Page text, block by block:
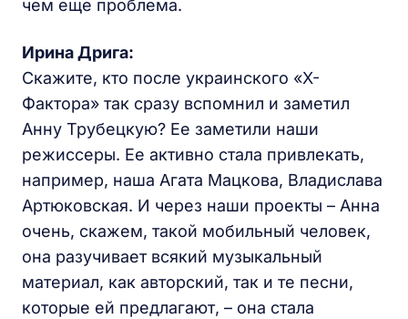
чем еще проблема.
Ирина Дрига:
Скажите, кто после украинского «X-
Фактора» так сразу вспомнил и заметил
Анну Трубецкую? Ее заметили наши
режиссеры. Ее активно стала привлекать,
например, наша Агата Мацкова, Владислава
Артюковская. И через наши проекты – Анна
очень, скажем, такой мобильный человек,
она разучивает всякий музыкальный
материал, как авторский, так и те песни,
которые ей предлагают, – она стала